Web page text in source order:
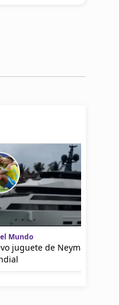
Mundo
juguete de Neymar tras